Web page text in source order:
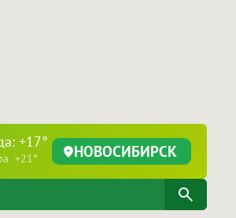
+17°
+21° НОВОСИБИРСК